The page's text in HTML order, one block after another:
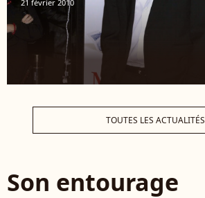
21 février 2010
TOUTES LES ACTUALITÉS
Son entourage